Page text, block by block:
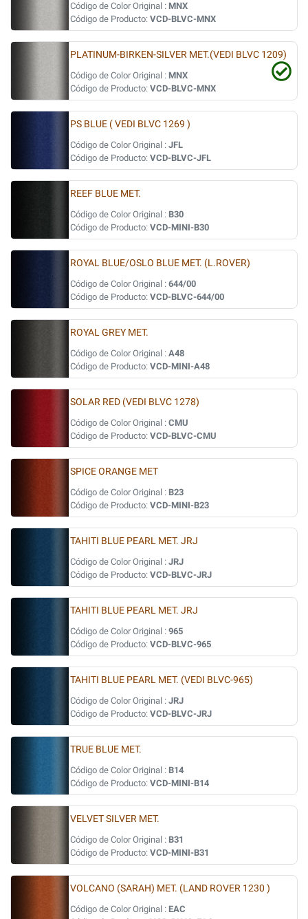
Código de Color Original : MNX
Código de Producto: VCD-BLVC-MNX
PLATINUM-BIRKEN-SILVER MET.(VEDI BLVC 1209)
Código de Color Original : MNX
Código de Producto: VCD-BLVC-MNX
PS BLUE ( VEDI BLVC 1269 )
Código de Color Original : JFL
Código de Producto: VCD-BLVC-JFL
REEF BLUE MET.
Código de Color Original : B30
Código de Producto: VCD-MINI-B30
ROYAL BLUE/OSLO BLUE MET. (L.ROVER)
Código de Color Original : 644/00
Código de Producto: VCD-BLVC-644/00
ROYAL GREY MET.
Código de Color Original : A48
Código de Producto: VCD-MINI-A48
SOLAR RED (VEDI BLVC 1278)
Código de Color Original : CMU
Código de Producto: VCD-BLVC-CMU
SPICE ORANGE MET
Código de Color Original : B23
Código de Producto: VCD-MINI-B23
TAHITI BLUE PEARL MET. JRJ
Código de Color Original : JRJ
Código de Producto: VCD-BLVC-JRJ
TAHITI BLUE PEARL MET. JRJ
Código de Color Original : 965
Código de Producto: VCD-BLVC-965
TAHITI BLUE PEARL MET. (VEDI BLVC-965)
Código de Color Original : JRJ
Código de Producto: VCD-BLVC-JRJ
TRUE BLUE MET.
Código de Color Original : B14
Código de Producto: VCD-MINI-B14
VELVET SILVER MET.
Código de Color Original : B31
Código de Producto: VCD-MINI-B31
VOLCANO (SARAH) MET. (LAND ROVER 1230 )
Código de Color Original : EAC